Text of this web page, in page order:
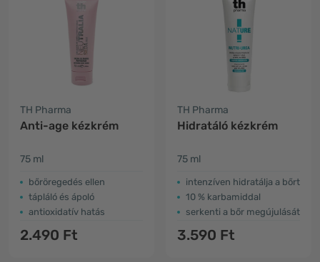
TH Pharma
Anti-age kézkrém
75 ml
bőröregedés ellen
tápláló és ápoló
antioxidatív hatás
2.490 Ft
TH Pharma
Hidratáló kézkrém
75 ml
intenzíven hidratálja a bőrt
10 % karbamiddal
serkenti a bőr megújulását
3.590 Ft